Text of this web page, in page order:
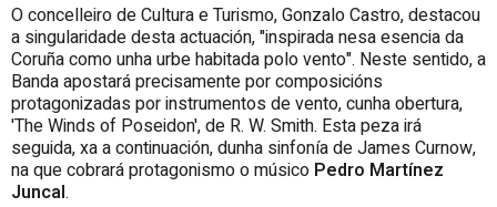
O concelleiro de Cultura e Turismo, Gonzalo Castro, destacou
a singularidade desta actuación, "inspirada nesa esencia da
Coruña como unha urbe habitada polo vento". Neste sentido, a
Banda apostará precisamente por composicións
protagonizadas por instrumentos de vento, cunha obertura,
'The Winds of Poseidon', de R. W. Smith. Esta peza irá
seguida, xa a continuación, dunha sinfonía de James Curnow,
na que cobrará protagonismo o músico Pedro Martínez
Juncal.